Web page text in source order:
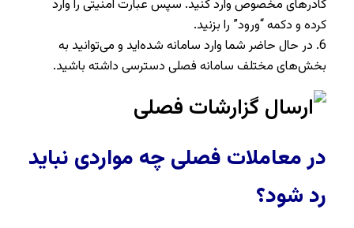
کادرهای مخصوص وارد کنید. سپس عبارت امنیتی را وارد
کرده و دکمه “ورود” را بزنید.
6. در حال حاضر شما وارد سامانه شده‌اید و می‌توانید به
بخش‌های مختلف سامانه فصلی دسترسی داشته باشید.
در معاملات فصلی چه مواردی نباید
رد شود؟